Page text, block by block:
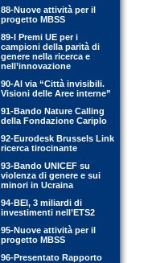
88-Nuove attività per il
progetto MBSS
89-l Premi UE per i
campioni della parità di
genere nella ricerca e
nell’innovazione
90-Al via “Città invisibili.
Visioni delle Aree interne”
91-Bando Nature Calling
della Fondazione Cariplo
92-Eurodesk Brussels Link
ricerca tirocinante
93-Bando UNICEF su
violenza di genere e sui
minori in Ucraina
94-BEI, 3 miliardi di
investimenti nell’ETS2
95-Nuove attività per il
progetto MBSS
96-Presentato Rapporto